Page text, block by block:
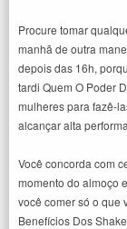
Procure tomar
manhã de outra
depois das 16h,
tardi Quem O Poder
mulheres para fazê-
alcançar alta
Você concorda com
momento do almoço
você comer só o que
Benefícios Dos